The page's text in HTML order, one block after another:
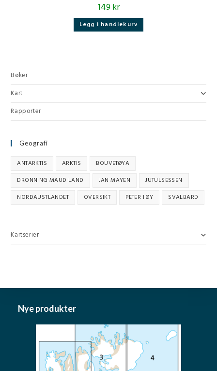
149kr
Legg i handlekurv
Bøker
Kart
Rapporter
Geografi
ANTARKTIS ARKTIS
BOUVETØYA
DRONNING MAUD LAND
JAN MAYEN
JUTULSESSEN
NORDAUSTLANDET
OVERSIKT PETER I ØY SVALBARD
Kartserier
Nye produkter